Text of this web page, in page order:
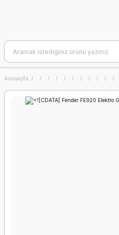
Anasayfa